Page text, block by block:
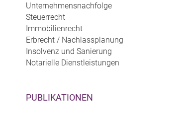
Unternehmensnachfolge
Steuerrecht
Immobilienrecht
Erbrecht / Nachlassplanung
Insolvenz und Sanierung
Notarielle Dienstleistungen
PUBLIKATIONEN